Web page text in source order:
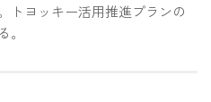
トヨッキー活用推進プランの